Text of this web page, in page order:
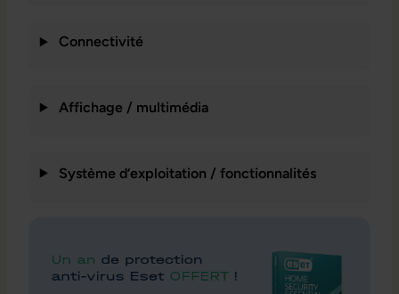
Connectivité
Affichage / multimédia
Système d’exploitation / fonctionnalités